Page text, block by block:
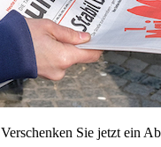
Verschenken Sie jetzt ein